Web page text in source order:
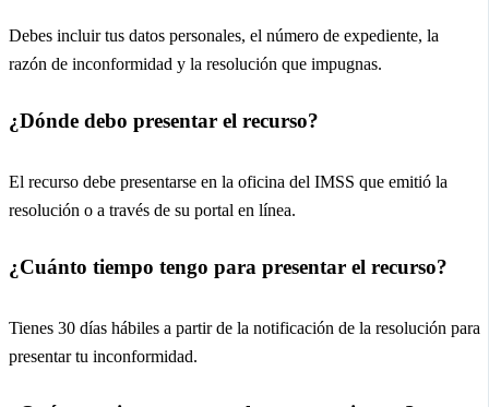
Debes incluir tus datos personales, el número de expediente, la
razón de inconformidad y la resolución que impugnas.
¿Dónde debo presentar el recurso?
El recurso debe presentarse en la oficina del IMSS que emitió la
resolución o a través de su portal en línea.
¿Cuánto tiempo tengo para presentar el recurso?
Tienes 30 días hábiles a partir de la notificación de la resolución para
presentar tu inconformidad.